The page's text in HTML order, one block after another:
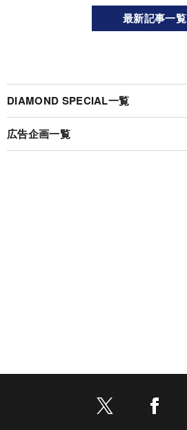
最新記事一覧
DIAMOND SPECIAL一覧
広告企画一覧